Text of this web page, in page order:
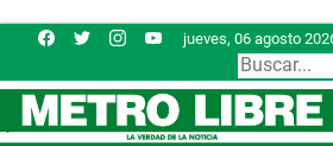
jueves, 06 agosto